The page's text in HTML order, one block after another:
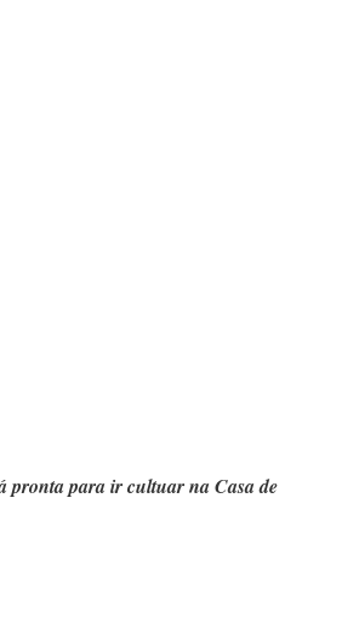
pronta para ir cultuar na Casa de